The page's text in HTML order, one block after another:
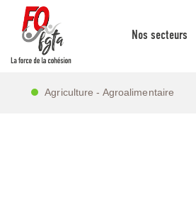
Nos secteurs
Agriculture - Agroalimentaire